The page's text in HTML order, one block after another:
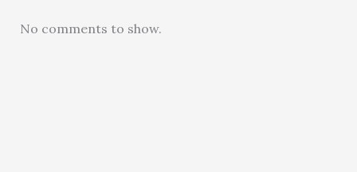
No comments to show.